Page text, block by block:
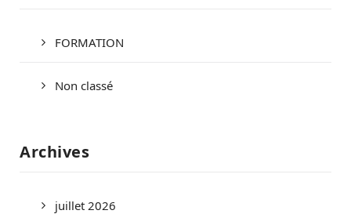
FORMATION
Non classé
Archives
juillet 2026